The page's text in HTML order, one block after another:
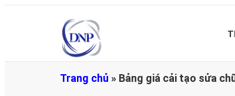
Trang chủ » Bảng giá cải tạo sửa